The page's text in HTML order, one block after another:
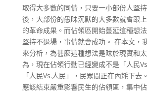
取得大多數的同情，只要一小部份人堅
後，大部份的愚昧沉默的大多數就會跟
的革命成果。而佔領區開始蔓延這種想
堅持不退場，事情就會成功。 在本文，
來分析，為甚麼這種想法是昧於現實和
為，現在佔領行動已經變成不是「人民
「人民Vs.人民」，民眾間正在內耗下去
應該結束嚴重影響民生的佔領區，集中